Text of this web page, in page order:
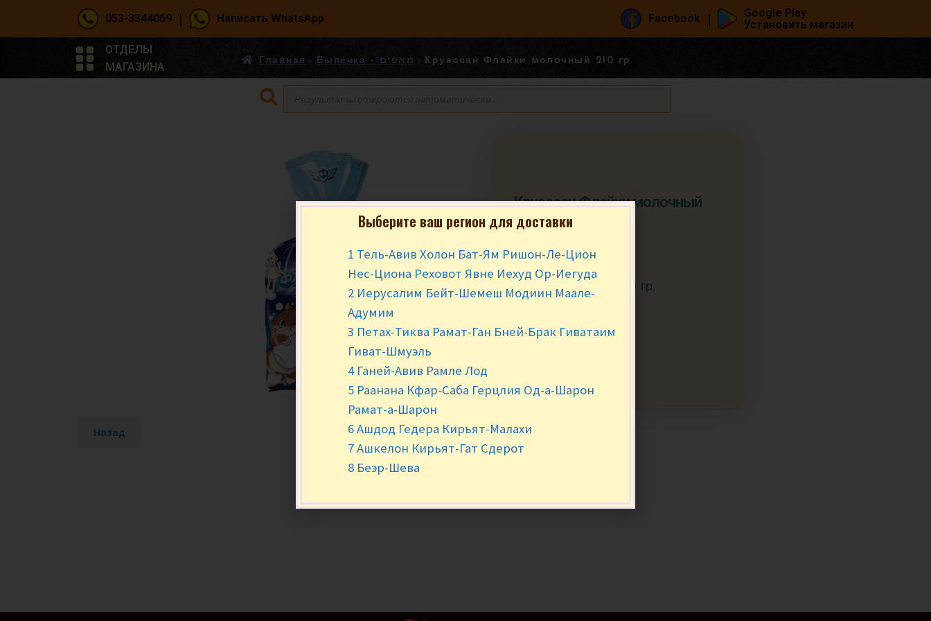
053-3344069 | Написать WhatsApp Facebook |
Google Play
Установить магазин
ОТДЕЛЫ
МАГАЗИНА
Главная Выпечка - מאפים Круассан Флайки молочный 210 гр
Круассан Флайки молочный
210 гр
₪9.90 за уп.
Вес в упаковке ≈ 210 гр.
Назад
Выберите ваш регион для доставки
1 Тель-Авив Холон Бат-Ям Ришон-Ле-Цион
Нес-Циона Реховот Явне Иехуд Ор-Иегуда
2 Иерусалим Бейт-Шемеш Модиин Маале-
Адумим
3 Петах-Тиква Рамат-Ган Бней-Брак Гиватаим
Гиват-Шмуэль
4 Ганей-Авив Рамле Лод
5 Раанана Кфар-Саба Герцлия Од-а-Шарон
Рамат-а-Шарон
6 Ашдод Гедера Кирьят-Малахи
7 Ашкелон Кирьят-Гат Сдерот
8 Беэр-Шева